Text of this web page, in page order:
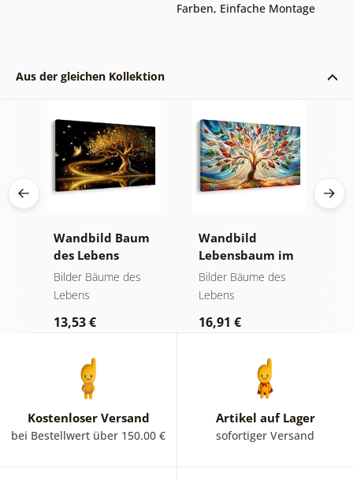
Farben, Einfache Montage
Aus der gleichen Kollektion
Wandbild Baum
des Lebens
goldene Magie
Bilder Bäume des
Lebens
13,53 €
Wandbild
Lebensbaum im
bunten
Glasfenster
Bilder Bäume des
Lebens
16,91 €
Kostenloser Versand
bei Bestellwert über 150.00 €
Artikel auf Lager
sofortiger Versand